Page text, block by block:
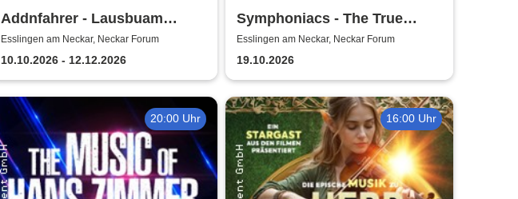
Addnfahrer - Lausbuam
Gschicht'n
Esslingen am Neckar, Neckar Forum
10.10.2026 - 12.12.2026
Symphoniacs - The True
Rebels Of Classical Music
Esslingen am Neckar, Neckar Forum
19.10.2026
20:00 Uhr 16:00 Uhr